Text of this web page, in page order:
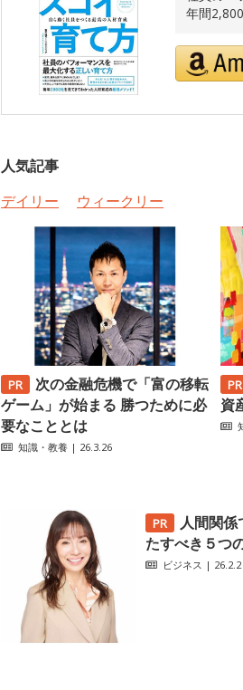
年間
人気記事
デイリー
ウィークリー
次の金融危機で「富の移転
ゲーム」が始まる 勝つために必
要なこととは
知識・教養 | 26.3.26
資
人間関
たすべき５つ
ビジネス | 26.2.2